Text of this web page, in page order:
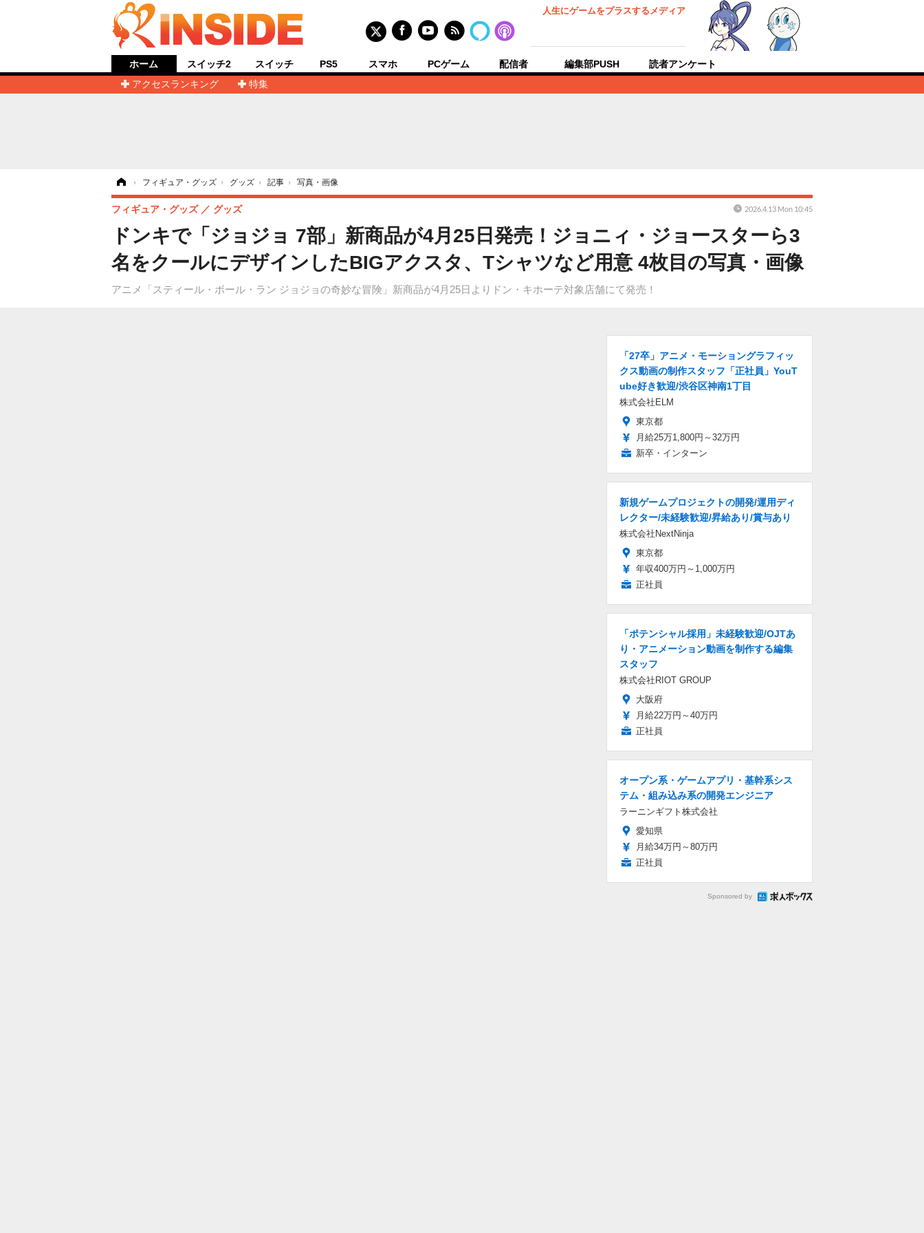
人生にゲームをプラスするメディア
ホーム
アクセスランキング
特集
スイッチ2 スイッチ PS5 スマホ PCゲーム 配信者 編集部PUSH 読者アンケート
› フィギュア・グッズ › グッズ › 記事 › 写真・画像
ドンキで「ジョジョ 7部」新商品が4月25日発売！ジョニィ・ジョースターら3
名をクールにデザインしたBIGアクスタ、Tシャツなど用意 4枚目の写真・画像
アニメ「スティール・ボール・ラン ジョジョの奇妙な冒険」新商品が4月25日よりドン・キホーテ対象店舗にて発売！
フィギュア・グッズ グッズ 2026.4.13 Mon 10:45
「27卒」アニメ・モーショングラフィッ
クス動画の制作スタッフ「正社員」YouT
ube好き歓迎/渋谷区神南1丁目
株式会社ELM
東京都
月給25万1,800円～32万円
新卒・インターン
新規ゲームプロジェクトの開発/運用ディ
レクター/未経験歓迎/昇給あり/賞与あり
株式会社NextNinja
東京都
年収400万円～1,000万円
正社員
「ポテンシャル採用」未経験歓迎/OJTあ
り・アニメーション動画を制作する編集
スタッフ
株式会社RIOT GROUP
大阪府
月給22万円～40万円
正社員
オープン系・ゲームアプリ・基幹系シス
テム・組み込み系の開発エンジニア
ラーニンギフト株式会社
愛知県
月給34万円～80万円
正社員
Sponsored by